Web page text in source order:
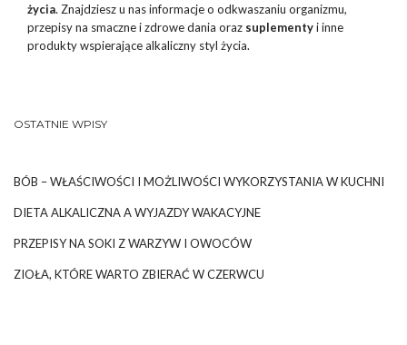
życia. Znajdziesz u nas informacje o odkwaszaniu organizmu,
przepisy na smaczne i zdrowe dania oraz suplementyi inne
produkty wspierające alkaliczny styl życia.
OSTATNIE WPISY
BÓB – WŁAŚCIWOŚCI I MOŻLIWOŚCI WYKORZYSTANIA W KUCHNI
DIETA ALKALICZNA A WYJAZDY WAKACYJNE
PRZEPISY NA SOKI Z WARZYW I OWOCÓW
ZIOŁA, KTÓRE WARTO ZBIERAĆ W CZERWCU